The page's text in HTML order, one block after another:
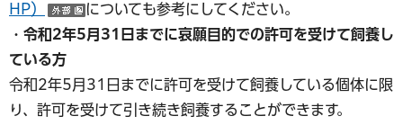
HP）
（外部サイトへリンク）
についても参考にしてください。
・令和2年5月31日までに哀願目的での許可を受けて飼養し
ている方
令和2年5月31日までに許可を受けて飼養している個体に限
り、許可を受けて引き続き飼養することができます。